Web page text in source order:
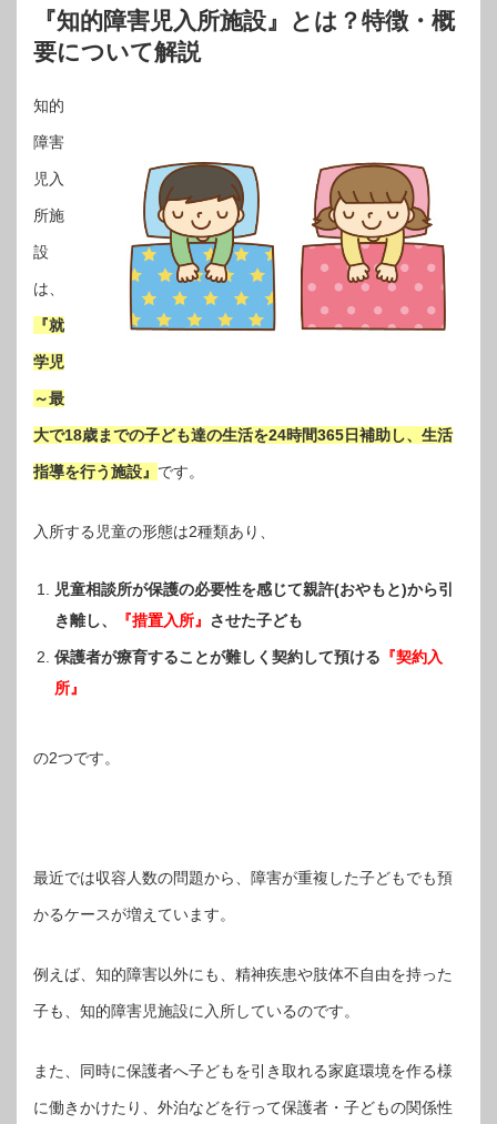
『知的障害児入所施設』とは？特徴・概
要について解説
知的
障害
児入
所施
設
は、
『就
学児
～最
大で18歳までの子ども達の生活を24時間365日補助し、生活
指導を行う施設』 です。
入所する児童の形態は2種類あり、
児童相談所が保護の必要性を感じて親許(おやもと)から引
き離し、
『措置入所』 させた子ども
保護者が療育することが難しく契約して預ける 『契約入
所』
の2つです。
最近では収容人数の問題から、障害が重複した子どもでも預
かるケースが増えています。
例えば、知的障害以外にも、精神疾患や肢体不自由を持った
子も、知的障害児施設に入所しているのです。
また、同時に保護者へ子どもを引き取れる家庭環境を作る様
に働きかけたり、外泊などを行って保護者・子どもの関係性